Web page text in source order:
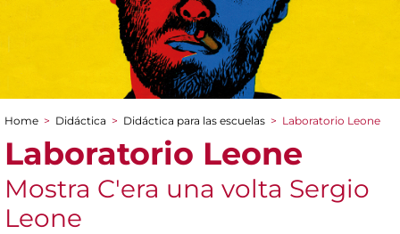
You are here
Home > Didáctica > Didáctica para las escuelas > Laboratorio Leone
Laboratorio Leone
Mostra C'era una volta Sergio
Leone